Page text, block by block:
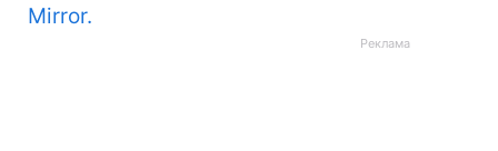
Mirror.